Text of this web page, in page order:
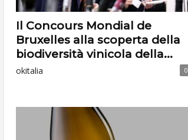
i
a
Il Concours Mondial de
Bruxelles alla scoperta della
biodiversità vinicola della...
okitalia 0